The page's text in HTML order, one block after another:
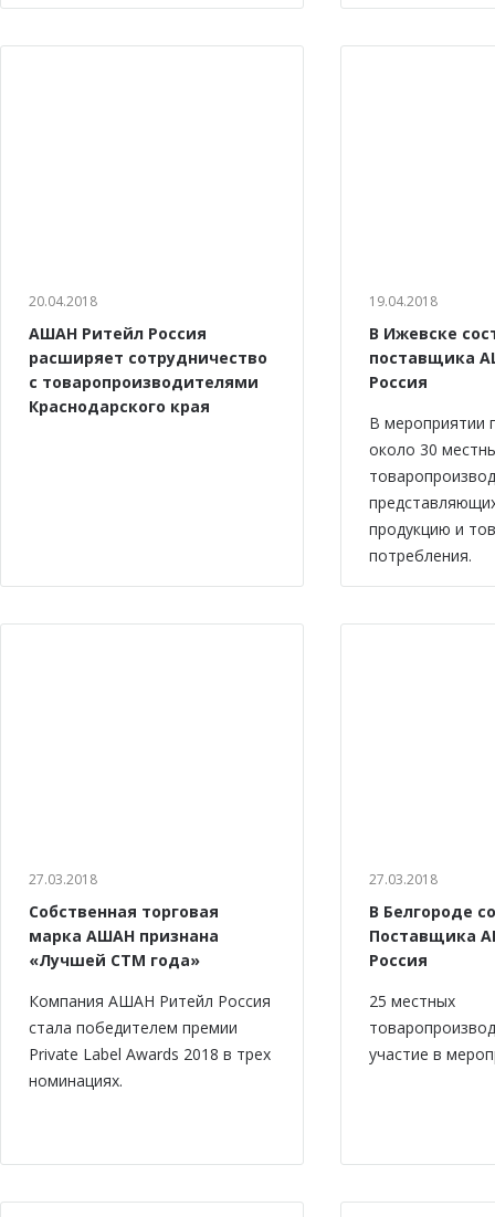
20.04.2018
АШАН Ритейл Россия
расширяет сотрудничество
с товаропроизводителями
Краснодарского края
19.04.2018
В Ижевске
поставщика
Россия
В мероприятии
около 30
продукцию и
потребления.
27.03.2018
Собственная торговая
марка АШАН признана
«Лучшей СТМ года»
Компания АШАН Ритейл Россия
стала победителем премии
Private Label Awards 2018 в трех
номинациях.
27.03.2018
В Белгороде
Поставщика
Россия
25 местных
участие в